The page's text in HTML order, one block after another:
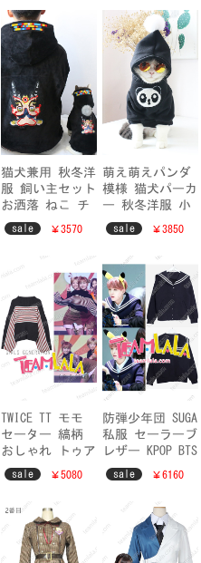
ブ衣装
き坂46舞台ライ
ブツアー仮装コ
スプレ衣装
猫犬兼用 秋冬洋
服 飼い主セット
お洒落 ねこ チ
ワワ トイ・プー
ドル洋服 犬服
sale ￥3570
萌え萌えパンダ
模様 猫犬パーカ
ー 秋冬洋服 小
型犬 ワンちゃん
キャット 防寒服
2018新作
sale ￥3850
TWICE TT モモ
セーター 縞柄
おしゃれ トゥア
イス MOMO TT テ
レビ演出 平井桃
sale ￥5080
防弾少年団 SUGA
私服 セーラーブ
レザー KPOP BTS
ミンユンギ お揃
い衣装 オシャレ
sale ￥6160